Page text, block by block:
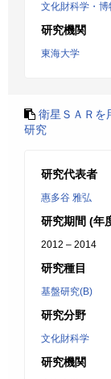
文化財科学・博
研究機関
東海大学
衛星ＳＡＲを
研究
研究代表者
惠多谷 雅弘
研究期間 (年
2012 – 2014
研究種目
基盤研究(B)
研究分野
文化財科学
研究機関